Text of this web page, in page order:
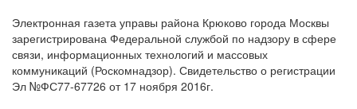
Электронная газета управы района Крюково города Москвы
зарегистрирована Федеральной службой по надзору в сфере
связи, информационных технологий и массовых
коммуникаций (Роскомнадзор). Свидетельство о регистрации
Эл №ФС77-67726 от 17 ноября 2016г.